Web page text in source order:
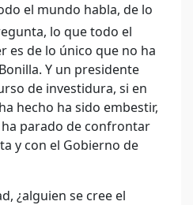
el mundo habla, de lo
lo que todo el
es de lo único que no ha
Y un presidente
de investidura, si en
hecho ha sido embestir,
parado de confrontar
y con el Gobierno de
¿alguien se cree el